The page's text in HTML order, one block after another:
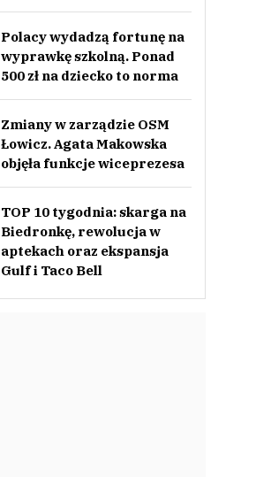
Anuluj
Prześlij komentarz
Polacy wydadzą fortunę na
wyprawkę szkolną. Ponad
500 zł na dziecko to norma
Zmiany w zarządzie OSM
Łowicz. Agata Makowska
objęła funkcje wiceprezesa
TOP 10 tygodnia: skarga na
Biedronkę, rewolucja w
aptekach oraz ekspansja
Gulf i Taco Bell